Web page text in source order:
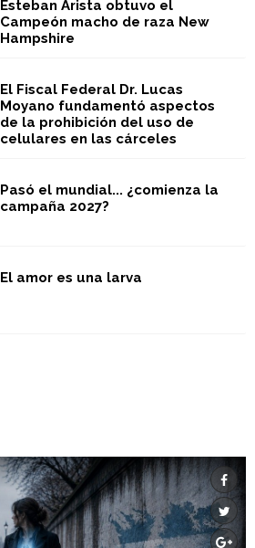
Esteban Arista obtuvo el
Campeón macho de raza New
Hampshire
El Fiscal Federal Dr. Lucas
Moyano fundamentó aspectos
de la prohibición del uso de
celulares en las cárceles
Pasó el mundial... ¿comienza la
campaña 2027?
El amor es una larva